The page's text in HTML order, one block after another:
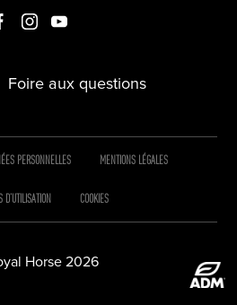
Foire aux questions
Horse 2026
PERSONNELLES MENTIONS LÉGALES
D’UTILISATION COOKIES